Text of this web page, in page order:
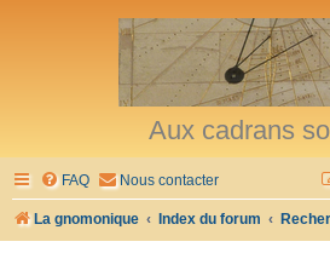
Aux cadrans
FAQ Nous contacter
La gnomonique Index du forum